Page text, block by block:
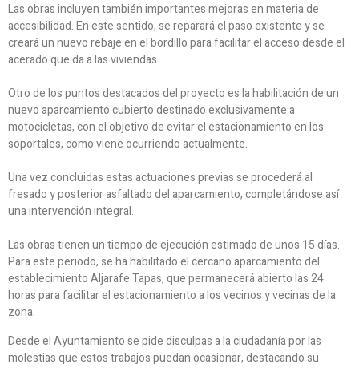
Las obras incluyen también importantes mejoras en materia de
accesibilidad. En este sentido, se reparará el paso existente y se
creará un nuevo rebaje en el bordillo para facilitar el acceso desde el
acerado que da a las viviendas.
Otro de los puntos destacados del proyecto es la habilitación de un
nuevo aparcamiento cubierto destinado exclusivamente a
motocicletas, con el objetivo de evitar el estacionamiento en los
soportales, como viene ocurriendo actualmente.
Una vez concluidas estas actuaciones previas se procederá al
fresado y posterior asfaltado del aparcamiento, completándose así
una intervención integral.
Las obras tienen un tiempo de ejecución estimado de unos 15 días.
Para este periodo, se ha habilitado el cercano aparcamiento del
establecimiento Aljarafe Tapas, que permanecerá abierto las 24
horas para facilitar el estacionamiento a los vecinos y vecinas de la
zona.
Desde el Ayuntamiento se pide disculpas a la ciudadanía por las
molestias que estos trabajos puedan ocasionar, destacando su